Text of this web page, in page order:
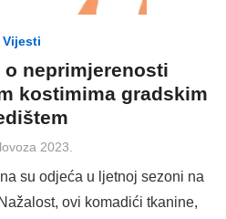
Vijesti
neprimjerenosti
kostimima gradskim
2023.
su odjeća u ljetnoj sezoni na
ovi komadići tkanine,